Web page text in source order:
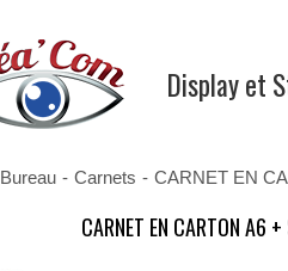
Display et
Bureau - Carnets - CARNET EN
CARNET EN CARTON A6